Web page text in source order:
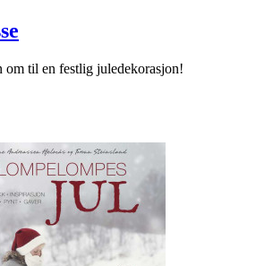
om til en festlig juledekorasjon!